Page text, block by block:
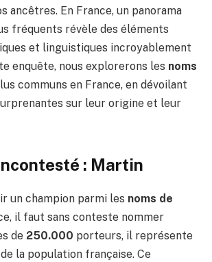
ancêtres. En France, un panorama
fréquents révèle des éléments
et linguistiques incroyablement
enquête, nous explorerons les noms
communs en France, en dévoilant
sur leur origine et leur
: Martin
un champion parmi les noms de
il faut sans conteste nommer
de 250.000 porteurs, il représente
de la population française. Ce